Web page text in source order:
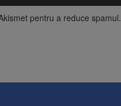
pentru a reduce spamul.